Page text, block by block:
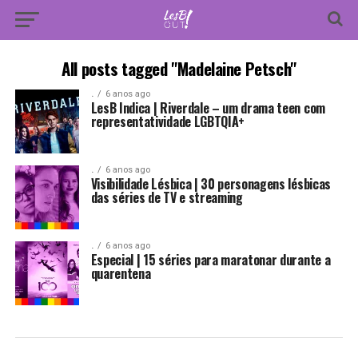
All posts tagged "Madelaine Petsch"
. 6 anos ago
LesB Indica | Riverdale – um drama teen com
representatividade LGBTQIA+
. 6 anos ago
Visibilidade Lésbica | 30 personagens lésbicas
das séries de TV e streaming
. 6 anos ago
Especial | 15 séries para maratonar durante a
quarentena